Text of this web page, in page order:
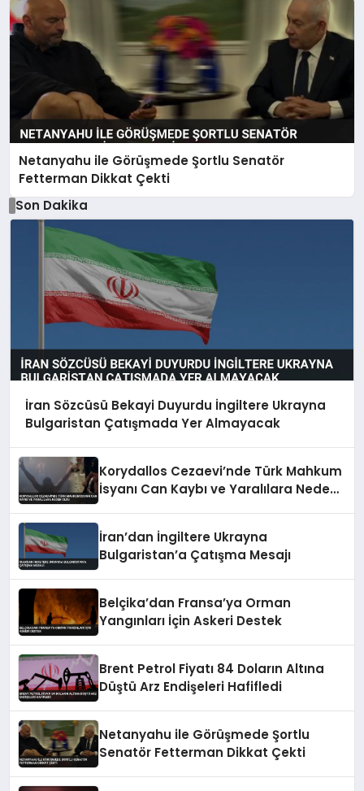
Netanyahu ile Görüşmede Şortlu Senatör
Fetterman Dikkat Çekti
Son Dakika
İran Sözcüsü Bekayi Duyurdu İngiltere Ukrayna
Bulgaristan Çatışmada Yer Almayacak
Korydallos Cezaevi’nde Türk Mahkum
İsyanı Can Kaybı ve Yaralılara Neden
İran’dan İngiltere Ukrayna
Bulgaristan’a Çatışma Mesajı
Belçika’dan Fransa’ya Orman
Yangınları İçin Askeri Destek
Brent Petrol Fiyatı 84 Doların Altına
Düştü Arz Endişeleri Hafifledi
Netanyahu ile Görüşmede Şortlu
Senatör Fetterman Dikkat Çekti